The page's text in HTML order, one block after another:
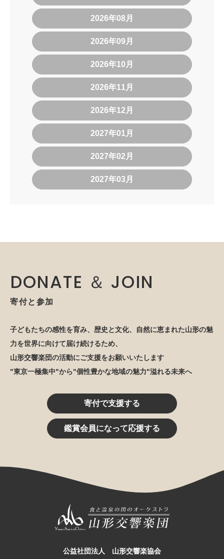
2026年08月
2026年09月
2026年10月
2026年11月
2026年12月
2027年01月
2027年02月
2027年03月
DONATE ＆ JOIN
寄付と参加
子どもたちの感性を育み、歴史と文化、自然に恵まれた山形の魅
力を世界に向けて届け続けるため、
山形交響楽団の活動にご支援をお願いいたします
"東京一極集中"から"個性豊かな地域の魅力"溢れる未来へ
寄付で支援する
鑑賞会員になって応援する
公益社団法人 山形交響楽協会